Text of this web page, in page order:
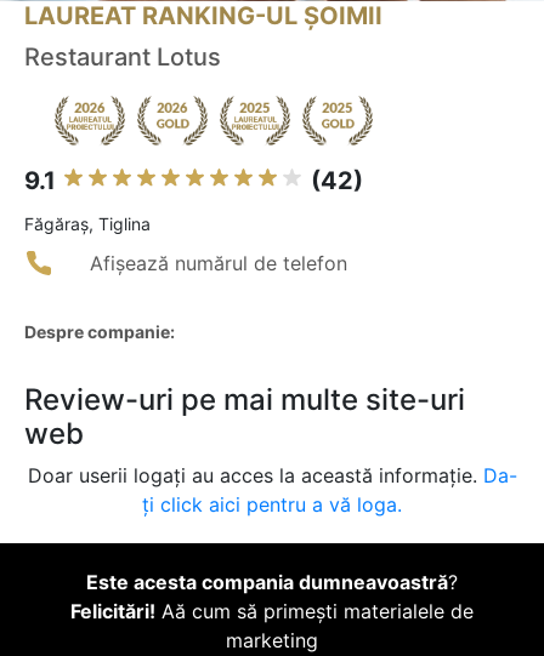
LAUREAT RANKING-UL ȘOIMII
Restaurant Lotus
9.1 (42)
Făgăraş, Tiglina
Afișează numărul de telefon
Despre companie:
Review-uri pe mai multe site-uri
web
Doar userii logați au acces la această informație. Da-
ți click aici pentru a vă loga.
Este acesta compania dumneavoastră?
Felicitări! Aă cum să primești materialele de
marketing